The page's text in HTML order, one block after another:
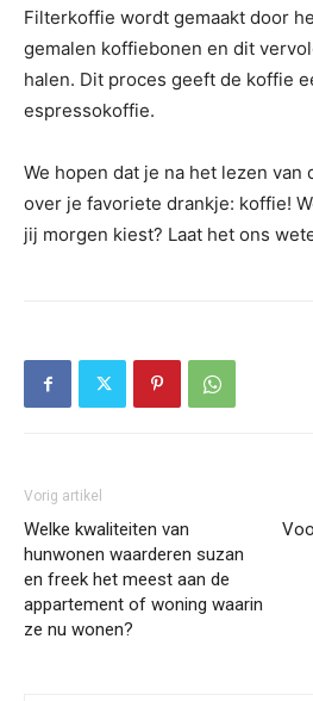
Filterkoffie wordt gemaakt door
gemalen koffiebonen en dit
halen. Dit proces geeft de koffie
espressokoffie.
We hopen dat je na het lezen
over je favoriete drankje: koffie!
jij morgen kiest? Laat het ons
Vorig artikel
Welke kwaliteiten van
hunwonen waarderen suzan
en freek het meest aan de
appartement of woning waarin
ze nu wonen?